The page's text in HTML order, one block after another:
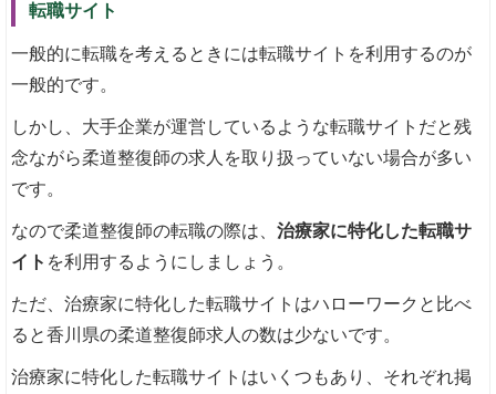
転職サイト
一般的に転職を考えるときには転職サイトを利用するのが
一般的です。
しかし、大手企業が運営しているような転職サイトだと残
念ながら柔道整復師の求人を取り扱っていない場合が多い
です。
なので柔道整復師の転職の際は、治療家に特化した転職サ
イト を利用するようにしましょう。
ただ、治療家に特化した転職サイトはハローワークと比べ
ると香川県の柔道整復師求人の数は少ないです。
治療家に特化した転職サイトはいくつもあり、それぞれ掲